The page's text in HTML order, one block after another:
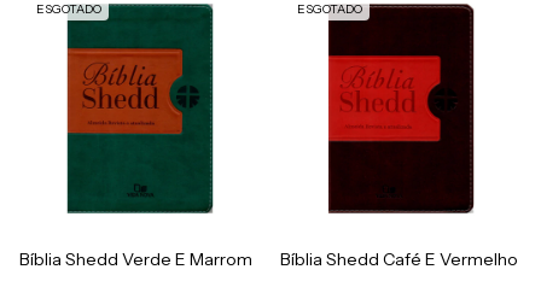
ESGOTADO
Bíblia Shedd Verde E Marrom
ESGOTADO
Bíblia Shedd Café E Vermelho